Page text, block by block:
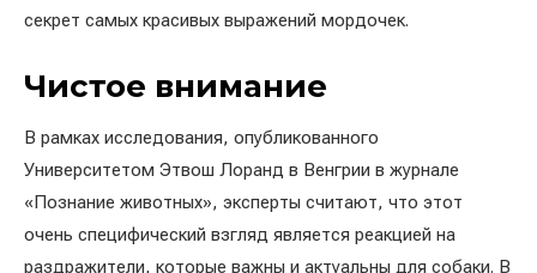
секрет самых красивых выражений мордочек.
Чистое внимание
В рамках исследования, опубликованного
Университетом Этвош Лоранд в Венгрии в журнале
«Познание животных», эксперты считают, что этот
очень специфический взгляд является реакцией на
раздражители, которые важны и актуальны для собаки. В